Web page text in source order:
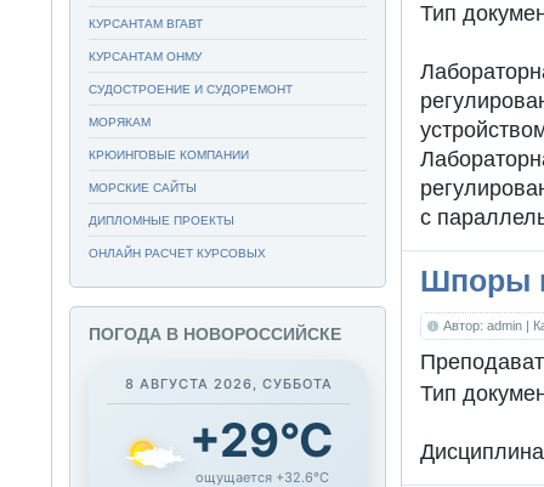
Тип
с
Шпоры
Автор: admin |
Тип
КУРСАНТАМ ВГАВТ
КУРСАНТАМ ОНМУ
СУДОСТРОЕНИЕ И СУДОРЕМОНТ
МОРЯКАМ
КРЮИНГОВЫЕ КОМПАНИИ
МОРСКИЕ САЙТЫ
ДИПЛОМНЫЕ ПРОЕКТЫ
ОНЛАЙН РАСЧЕТ КУРСОВЫХ
ПОГОДА В НОВОРОССИЙСКЕ
8 АВГУСТА 2026, СУББОТА
+29°C
ощущается +32.6°C